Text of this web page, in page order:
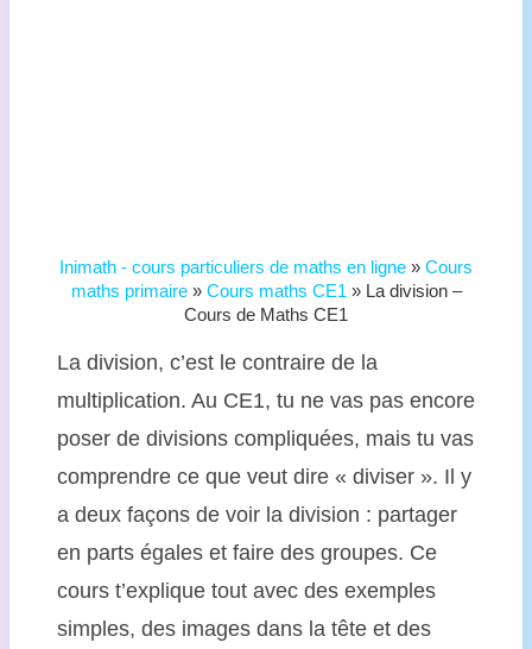
Inimath - cours particuliers de maths en ligne » Cours
maths primaire» Cours maths CE1 » La division –
Cours de Maths CE1
La division, c’est le contraire de la
multiplication. Au CE1, tu ne vas pas encore
poser de divisions compliquées, mais tu vas
comprendre ce que veut dire « diviser ». Il y
a deux façons de voir la division : partager
en parts égales et faire des groupes. Ce
cours t’explique tout avec des exemples
simples, des images dans la tête et des